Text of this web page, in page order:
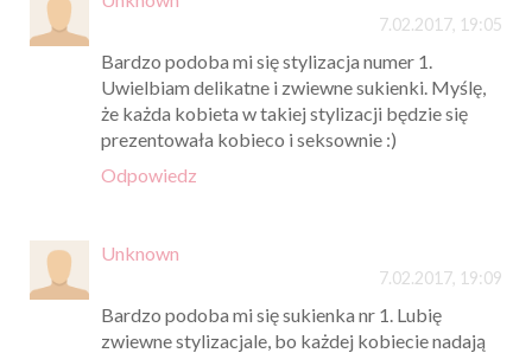
7.02.2017, 19:05
Bardzo podoba mi się stylizacja numer 1.
Uwielbiam delikatne i zwiewne sukienki. Myślę,
że każda kobieta w takiej stylizacji będzie się
prezentowała kobieco i seksownie :)
Odpowiedz
Unknown
7.02.2017, 19:09
Bardzo podoba mi się sukienka nr 1. Lubię
zwiewne stylizacjale, bo każdej kobiecie nadają